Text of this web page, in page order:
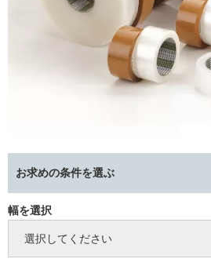
お求めの条件を選ぶ
幅を選択